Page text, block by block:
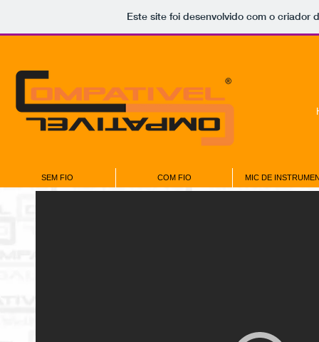
Este site foi desenvolvido com o criador
SEM FIO COM FIO MIC DE